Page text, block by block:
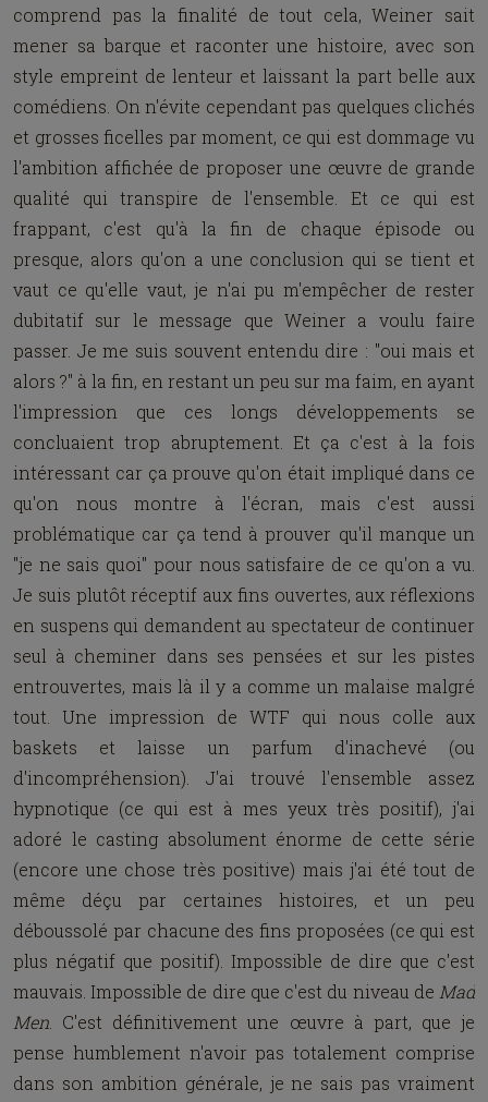
comprend pas la finalité de tout cela, Weiner sait
mener sa barque et raconter une histoire, avec son
style empreint de lenteur et laissant la part belle aux
comédiens. On n'évite cependant pas quelques clichés
et grosses ficelles par moment, ce qui est dommage vu
l'ambition affichée de proposer une œuvre de grande
qualité qui transpire de l'ensemble. Et ce qui est
frappant, c'est qu'à la fin de chaque épisode ou
presque, alors qu'on a une conclusion qui se tient et
vaut ce qu'elle vaut, je n'ai pu m'empêcher de rester
dubitatif sur le message que Weiner a voulu faire
passer. Je me suis souvent entendu dire : "oui mais et
alors ?" à la fin, en restant un peu sur ma faim, en ayant
l'impression que ces longs développements se
concluaient trop abruptement. Et ça c'est à la fois
intéressant car ça prouve qu'on était impliqué dans ce
qu'on nous montre à l'écran, mais c'est aussi
problématique car ça tend à prouver qu'il manque un
"je ne sais quoi" pour nous satisfaire de ce qu'on a vu.
Je suis plutôt réceptif aux fins ouvertes, aux réflexions
en suspens qui demandent au spectateur de continuer
seul à cheminer dans ses pensées et sur les pistes
entrouvertes, mais là il y a comme un malaise malgré
tout. Une impression de WTF qui nous colle aux
baskets et laisse un parfum d'inachevé (ou
d'incompréhension). J'ai trouvé l'ensemble assez
hypnotique (ce qui est à mes yeux très positif), j'ai
adoré le casting absolument énorme de cette série
(encore une chose très positive) mais j'ai été tout de
même déçu par certaines histoires, et un peu
déboussolé par chacune des fins proposées (ce qui est
plus négatif que positif). Impossible de dire que c'est
mauvais. Impossible de dire que c'est du niveau de Mad
Men . C'est définitivement une œuvre à part, que je
pense humblement n'avoir pas totalement comprise
dans son ambition générale, je ne sais pas vraiment